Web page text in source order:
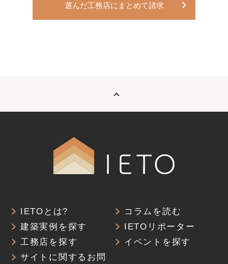
選んだ工務店にまとめて請求
IETOとは?
コラムを読む
建築実例を探す
IETOリポーター
工務店を探す
イベントを探す
サイトに関するお問